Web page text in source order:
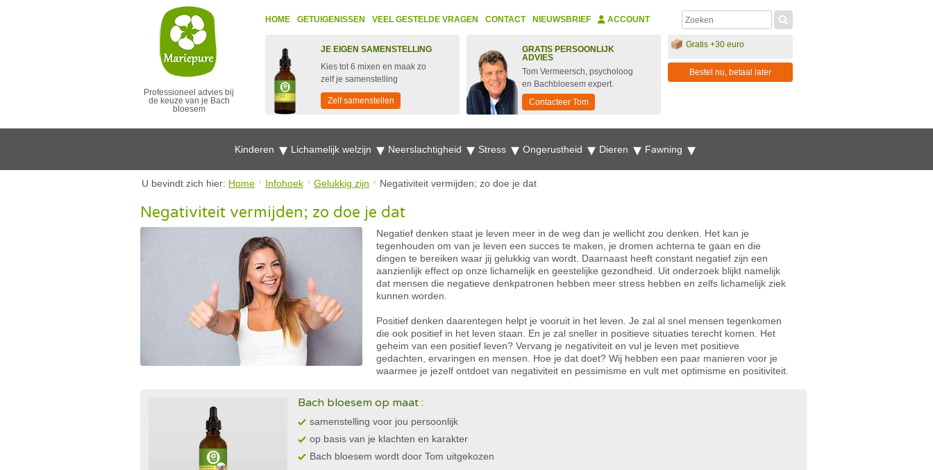
Professioneel advies bij
de keuze van je Bach
bloesem
HOME GETUIGENISSEN VEEL GESTELDE VRAGEN CONTACT NIEUWSBRIEF ACCOUNT
JE EIGEN SAMENSTELLING
Kies tot 6 mixen en maak zo
zelf je samenstelling
Zelf samenstellen
GRATIS PERSOONLIJK
ADVIES
Tom Vermeersch, psycholoog
en Bachbloesem expert.
Contacteer Tom
Gratis +30 euro
Bestel nu, betaal later
Kinderen Lichamelijk welzijn Neerslachtigheid Stress Ongerustheid Dieren Fawning
U bevindt zich hier: Home Infohoek Gelukkig zijn Negativiteit vermijden; zo doe je dat
Negativiteit vermijden; zo doe je dat
Negatief denken staat je leven meer in de weg dan je wellicht zou denken. Het kan je
tegenhouden om van je leven een succes te maken, je dromen achterna te gaan en die
dingen te bereiken waar jij gelukkig van wordt. Daarnaast heeft constant negatief zijn een
aanzienlijk effect op onze lichamelijk en geestelijke gezondheid. Uit onderzoek blijkt namelijk
dat mensen die negatieve denkpatronen hebben meer stress hebben en zelfs lichamelijk ziek
kunnen worden.
Positief denken daarentegen helpt je vooruit in het leven. Je zal al snel mensen tegenkomen
die ook positief in het leven staan. En je zal sneller in positieve situaties terecht komen. Het
geheim van een positief leven? Vervang je negativiteit en vul je leven met positieve
gedachten, ervaringen en mensen. Hoe je dat doet? Wij hebben een paar manieren voor je
waarmee je jezelf ontdoet van negativiteit en pessimisme en vult met optimisme en positiviteit.
Bach bloesem op maat :
samenstelling voor jou persoonlijk
op basis van je klachten en karakter
Bach bloesem wordt door Tom uitgekozen